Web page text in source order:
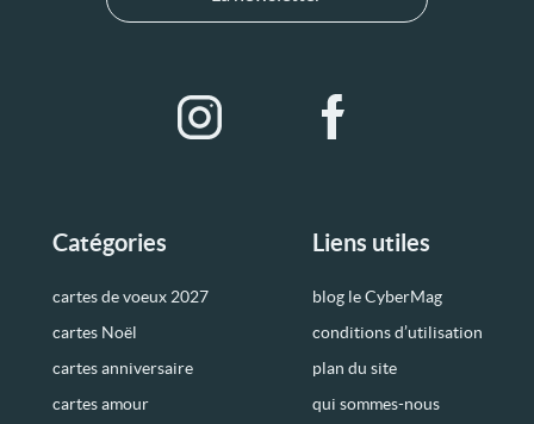
Catégories
cartes de voeux 2027
cartes Noël
cartes anniversaire
cartes amour
Liens utiles
blog le CyberMag
conditions d’utilisation
plan du site
qui sommes-nous